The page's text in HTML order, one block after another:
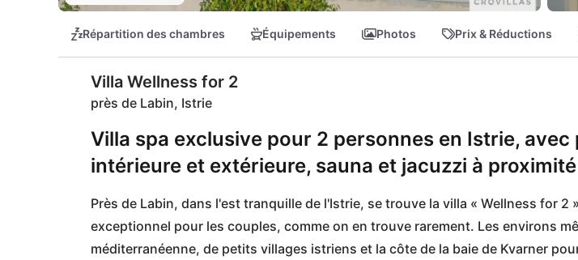
Répartition des chambres Équipements Photos Prix & Réductions
Villa Wellness for 2
près de Labin, Istrie
Villa spa exclusive pour 2 personnes en Istrie, avec
intérieure et extérieure, sauna et jacuzzi à
Près de Labin, dans l'est tranquille de l'Istrie, se trouve la villa « Wellness for 2
exceptionnel pour les couples, comme on en trouve rarement. Les environs
méditerranéenne, de petits villages istriens et la côte de la baie de Kvarner